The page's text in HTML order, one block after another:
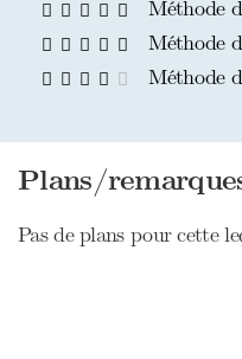
Méthode
Méthode
Méthode
Plans/
Pas de plans pour cette